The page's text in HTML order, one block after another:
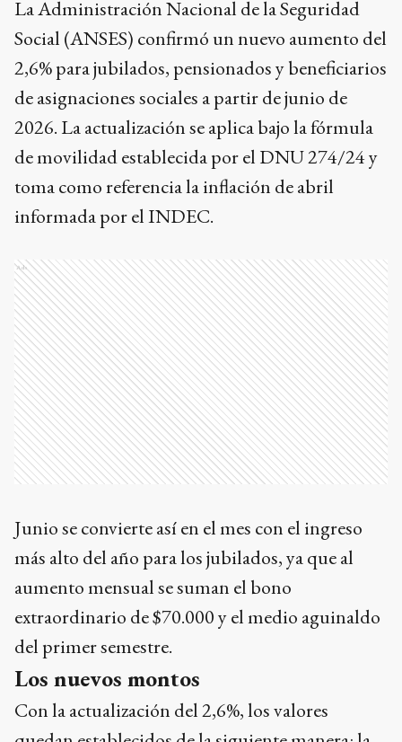
La Administración Nacional de la Seguridad
Social (ANSES) confirmó un nuevo aumento del
2,6% para jubilados, pensionados y beneficiarios
de asignaciones sociales a partir de junio de
2026. La actualización se aplica bajo la fórmula
de movilidad establecida por el DNU 274/24 y
toma como referencia la inflación de abril
informada por el INDEC.
Ads
Junio se convierte así en el mes con el ingreso
más alto del año para los jubilados, ya que al
aumento mensual se suman el bono
extraordinario de $70.000 y el medio aguinaldo
del primer semestre.
Los nuevos montos
Con la actualización del 2,6%, los valores